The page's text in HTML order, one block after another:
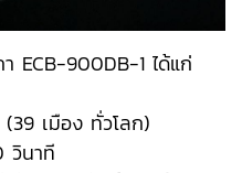
ECB-900DB-1 ได้แก่
เมือง ทั่วโลก)
วินาที